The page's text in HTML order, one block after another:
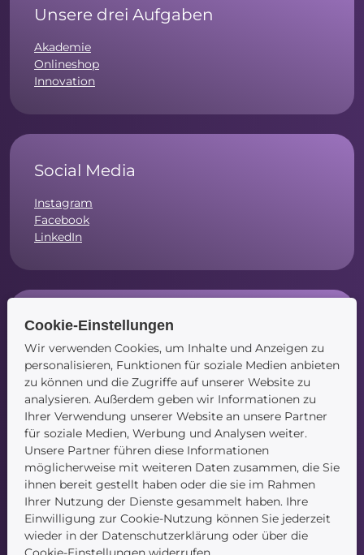
Unsere drei Aufgaben
Akademie
Onlineshop
Innovation
Social Media
Instagram
Facebook
LinkedIn
Navigation
Startseite
Blog
Kontakt
Service
Cookie-Einstellungen
Wir verwenden Cookies, um Inhalte und Anzeigen zu
personalisieren, Funktionen für soziale Medien anbieten
zu können und die Zugriffe auf unserer Website zu
analysieren. Außerdem geben wir Informationen zu
Ihrer Verwendung unserer Website an unsere Partner
für soziale Medien, Werbung und Analysen weiter.
Unsere Partner führen diese Informationen
möglicherweise mit weiteren Daten zusammen, die Sie
ihnen bereit gestellt haben oder die sie im Rahmen
Ihrer Nutzung der Dienste gesammelt haben. Ihre
Einwilligung zur Cookie-Nutzung können Sie jederzeit
wieder in der Datenschutzerklärung oder über die